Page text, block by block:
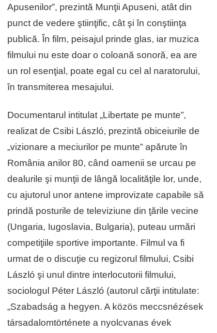
Apusenilor”, prezintă Munţii Apuseni, atât din
punct de vedere ştiinţific, cât şi în conştiinţa
publică. În film, peisajul prinde glas, iar muzica
filmului nu este doar o coloană sonoră, ea are
un rol esenţial, poate egal cu cel al naratorului,
în transmiterea mesajului.
Documentarul intitulat „Libertate pe munte”,
realizat de Csibi László, prezintă obiceiurile de
„vizionare a meciurilor pe munte” apărute în
România anilor 80, când oamenii se urcau pe
dealurile şi munţii de lângă localităţile lor, unde,
cu ajutorul unor antene improvizate capabile să
prindă posturile de televiziune din ţările vecine
(Ungaria, Iugoslavia, Bulgaria), puteau urmări
competiţiile sportive importante. Filmul va fi
urmat de o discuţie cu regizorul filmului, Csibi
László şi unul dintre interlocutorii filmului,
sociologul Péter László (autorul cărţii intitulate:
„Szabadság a hegyen. A közös meccsnézések
társadalomtörténete a nyolcvanas évek